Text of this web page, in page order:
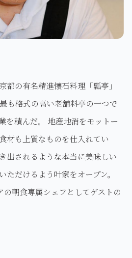
都の有名精進懐石料理「瓢亭」
も格式の高い老舗料亭の一つで
を積んだ。 地産地消をモットー
材も上質なものを仕入れてい
出されるような本当に美味しい
ただけるよう叶家をオープン。
の朝食専属シェフとしてゲストの